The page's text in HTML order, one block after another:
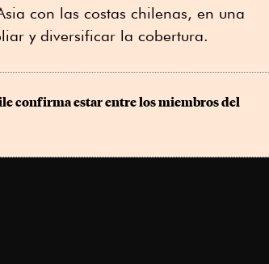
con las costas chilenas, en una
y diversificar la cobertura.
confirma estar entre los miembros del